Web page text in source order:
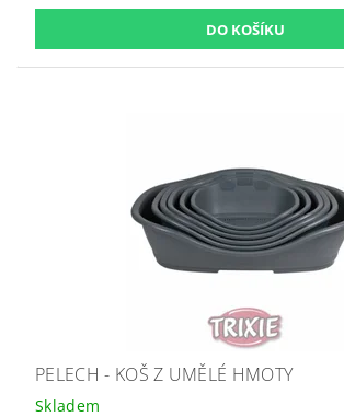
PELECH - KOŠ Z UMĚLÉ HMOTY
Skladem